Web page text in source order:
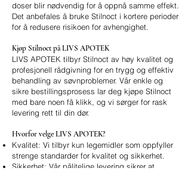
doser blir nødvendig for å oppnå samme effekt.
Det anbefales å bruke Stilnoct i kortere perioder
for å redusere risikoen for avhengighet.
Kjøp Stilnoct på LIVS APOTEK
LIVS APOTEK tilbyr Stilnoct av høy kvalitet og
profesjonell rådgivning for en trygg og effektiv
behandling av søvnproblemer. Vår enkle og
sikre bestillingsprosess lar deg kjøpe Stilnoct
med bare noen få klikk, og vi sørger for rask
levering rett til din dør.
Hvorfor velge LIVS APOTEK?
Kvalitet: Vi tilbyr kun legemidler som oppfyller
strenge standarder for kvalitet og sikkerhet.
Sikkerhet: Vår pålitelige levering sikrer at